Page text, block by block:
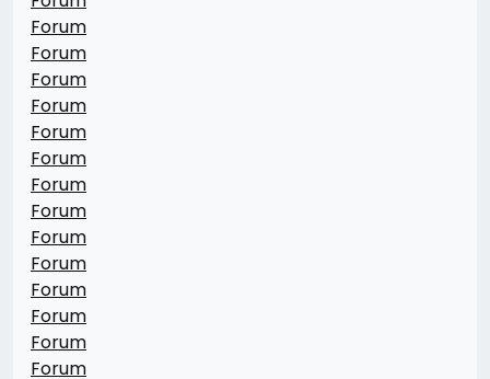
Forum
Forum
Forum
Forum
Forum
Forum
Forum
Forum
Forum
Forum
Forum
Forum
Forum
Forum